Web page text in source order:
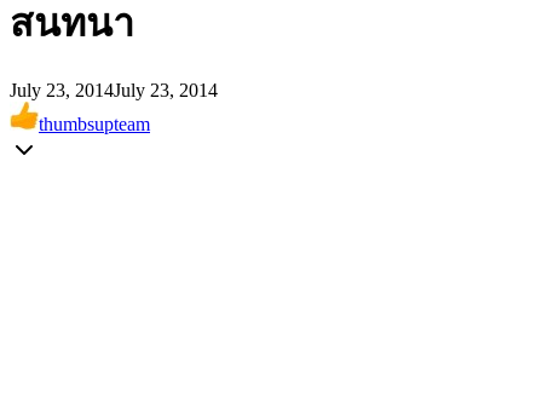
สนทนา
July 23, 2014July 23, 2014
thumbsupteam